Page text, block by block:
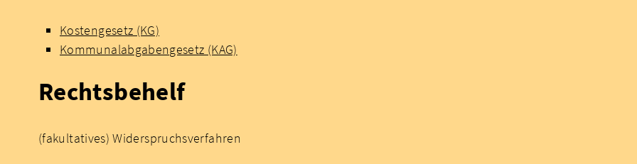
Kostengesetz (KG)
Kommunalabgabengesetz (KAG)
Rechtsbehelf
(fakultatives) Widerspruchsverfahren